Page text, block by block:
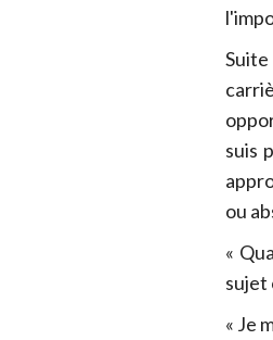
suis
ou
«
sujet
« Je